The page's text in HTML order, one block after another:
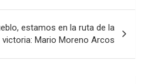
estamos en la ruta de la
victoria: Mario Moreno Arcos